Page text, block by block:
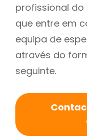
profissional do
que entre em
equipa de
através do
seguinte.